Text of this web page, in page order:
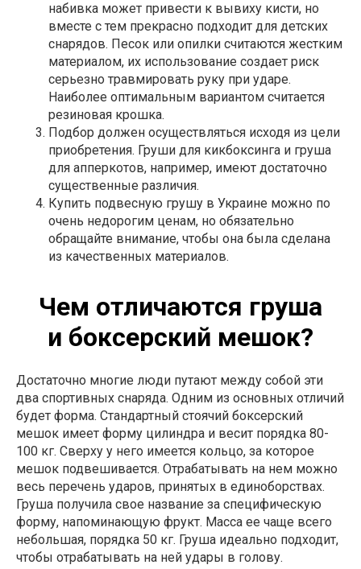
набивка может привести к вывиху кисти, но
вместе с тем прекрасно подходит для детских
снарядов. Песок или опилки считаются жестким
материалом, их использование создает риск
серьезно травмировать руку при ударе.
Наиболее оптимальным вариантом считается
резиновая крошка.
Подбор должен осуществляться исходя из цели
приобретения. Груши для кикбоксинга и груша
для апперкотов, например, имеют достаточно
существенные различия.
Купить подвесную грушу в Украине можно по
очень недорогим ценам, но обязательно
обращайте внимание, чтобы она была сделана
из качественных материалов.
Чем отличаются груша
и боксерский мешок?
Достаточно многие люди путают между собой эти
два спортивных снаряда. Одним из основных отличий
будет форма. Стандартный стоячий боксерский
мешок имеет форму цилиндра и весит порядка 80-
100 кг. Сверху у него имеется кольцо, за которое
мешок подвешивается. Отрабатывать на нем можно
весь перечень ударов, принятых в единоборствах.
Груша получила свое название за специфическую
форму, напоминающую фрукт. Масса ее чаще всего
небольшая, порядка 50 кг. Груша идеально подходит,
чтобы отрабатывать на ней удары в голову.